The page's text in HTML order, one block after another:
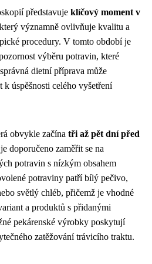
představuje klíčový moment v
významně ovlivňuje kvalitu a
procedury. V tomto období je
výběru potravin, které
dietní příprava může
k úspěšnosti celého vyšetření
obvykle začína tři až pět dní před
doporučeno zaměřit se na
potravin s nízkým obsahem
potraviny patří bílý pečivo,
světlý chléb, přičemž je vhodné
a produktů s přidanými
pekárenské výrobky poskytují
zatěžování trávicího traktu.